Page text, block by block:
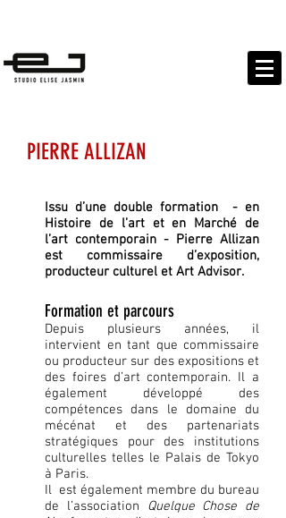
PIERRE ALLIZAN
Issu d’une double formation - en
Histoire de l’art et en Marché de
l’art contemporain - Pierre Allizan
est commissaire d’exposition,
producteur culturel et Art Advisor.
Formation et parcours
Depuis plusieurs années, il
intervient en tant que commissaire
ou producteur sur des expositions et
des foires d’art contemporain. Il a
également développé des
compétences dans le domaine du
mécénat et des partenariats
stratégiques pour des institutions
culturelles telles le Palais de Tokyo
à Paris.
Il est également membre du bureau
de l’association Quelque Chose de